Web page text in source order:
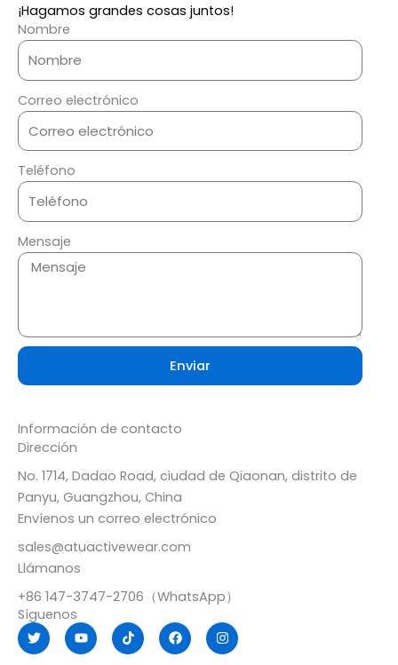
¡Hagamos grandes cosas juntos!
Nombre
Correo electrónico
Teléfono
Mensaje
Enviar
Información de contacto
Dirección
No. 1714, Dadao Road, ciudad de Qiaonan, distrito de
Panyu, Guangzhou, China
Envíenos un correo electrónico
sales@atuactivewear.com
Llámanos
+86 147-3747-2706（WhatsApp）
Síguenos
T
w
i
Y
o
u
T
i
k
F
a
c
I
n
s